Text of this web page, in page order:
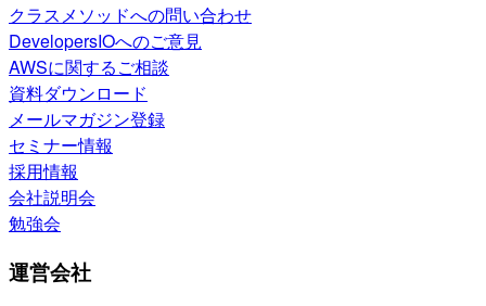
クラスメソッドへの問い合わせ
DevelopersIOへのご意見
AWSに関するご相談
資料ダウンロード
メールマガジン登録
セミナー情報
採用情報
会社説明会
勉強会
運営会社